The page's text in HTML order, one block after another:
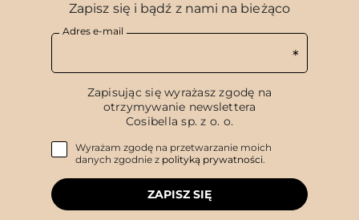
Zapisz się i bądź z nami na bieżąco
Adres e-mail
Zapisując się wyrażasz zgodę na
otrzymywanie newslettera
Cosibella sp. z o. o.
Wyrażam zgodę na przetwarzanie moich
danych zgodnie z polityką prywatności.
ZAPISZ SIĘ